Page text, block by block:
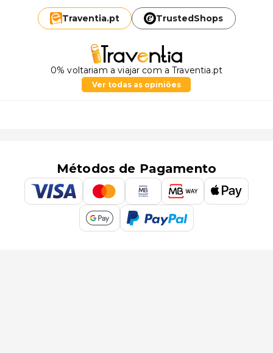
Traventia.pt TrustedShops
0% voltariam a viajar com a Traventia.pt
Ver todas as opiniões
Métodos de Pagamento